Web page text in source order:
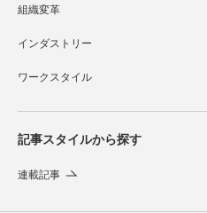
組織変革
インダストリー
ワークスタイル
記事スタイルから探す
連載記事